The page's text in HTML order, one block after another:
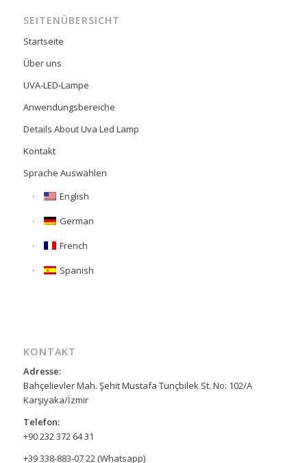
SEITENÜBERSICHT
Startseite
Über uns
UVA-LED-Lampe
Anwendungsbereiche
Details About Uva Led Lamp
Kontakt
Sprache Auswählen
English
German
French
Spanish
KONTAKT
Adresse:
Bahçelievler Mah. Şehit Mustafa Tunçbilek St. No: 102/A
Karşıyaka/İzmir
Telefon:
+90 232 372 64 31
+39 338-883-07 22 (Whatsapp)